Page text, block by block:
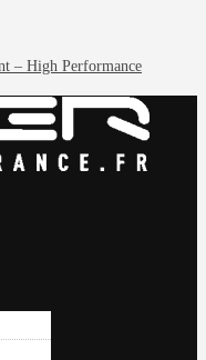
– High Performance